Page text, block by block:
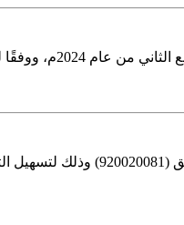
الحكومية نموًا...
أعلنت الهيئة العامة للإحصاء عن تحديث